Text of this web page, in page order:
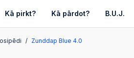
Kā pirkt? Kā pārdot? B.U.J.
Zunddap Blue 4.0